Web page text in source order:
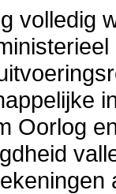
volledig
Oorlog